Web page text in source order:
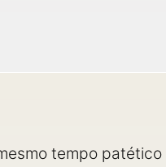
tempo patético